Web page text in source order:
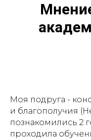
Моя подруга -
и благополучия
познакомились 2
проходила